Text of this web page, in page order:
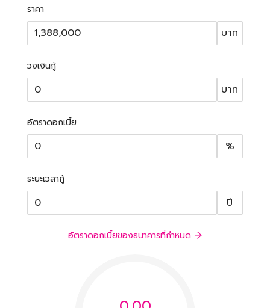
ราคา
บาท
วงเงินกู้
บาท
อัตราดอกเบี้ย
%
ระยะเวลากู้
ปี
อัตราดอกเบี้ยของธนาคารที่กำหนด